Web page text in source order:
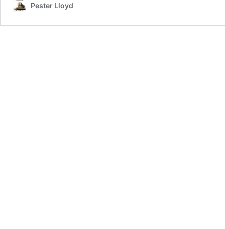
Pester Lloyd